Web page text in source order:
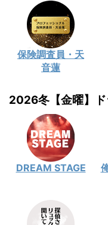
保険調査員・天
音蓮
2026冬【金曜】
DREAM STAGE